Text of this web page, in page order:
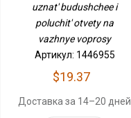
uznat' budushchee i
poluchit' otvety na
vazhnye voprosy
Артикул: 1446955
$19.37
Доставка за 14–20 дней